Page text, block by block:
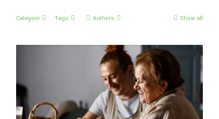
Categorii Tags Authors Show all